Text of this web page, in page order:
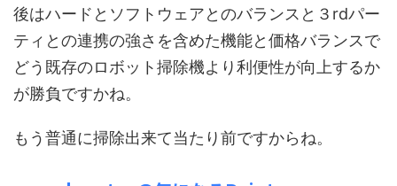
後はハードとソフトウェアとのバランスと３rdパー
ティとの連携の強さを含めた機能と価格バランスで
どう既存のロボット掃除機より利便性が向上するか
が勝負ですかね。
もう普通に掃除出来て当たり前ですからね。